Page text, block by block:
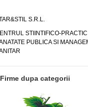
S.R.L.
STIINTIFICO-PRACTIC
PUBLICA SI
Firme dupa categorii